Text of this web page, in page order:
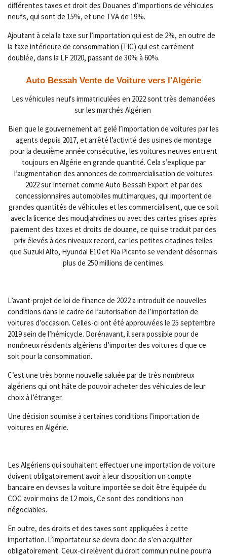
différentes taxes et droit des Douanes d’importions de véhicules
neufs, qui sont de 15%, et une TVA de 19%.
Ajoutant à cela la taxe sur l’importation qui est de 2%, en outre de
la taxe intérieure de consommation (TIC) qui est carrément
doublée, dans la LF 2020, passant de 30% à 60%.
Auto Bessah Vente de Voiture vers l'Algérie
Les véhicules neufs immatriculées en 2022 sont très demandées
sur les marchés Algérien
Bien que le gouvernement ait gelé l’importation de voitures par les
agents depuis 2017, et arrêté l’activité des usines de montage
pour la deuxième année consécutive, les voitures neuves entrent
toujours en Algérie en grande quantité. Cela s’explique par
l’augmentation des annonces de commercialisation de voitures
2022 sur Internet comme Auto Bessah Export et par des
concessionnaires automobiles multimarques, qui importent de
grandes quantités de véhicules et les commercialisent, que ce soit
avec la licence des moudjahidines ou avec des cartes grises après
paiement des taxes et droits de douane, ce qui se traduit par des
prix élevés à des niveaux record, car les petites citadines telles
que Suzuki Alto, Hyundai E10 et Kia Picanto se vendent désormais
plus de 250 millions de centimes.
L’avant-projet de loi de finance de 2022 a introduit de nouvelles
conditions dans le cadre de l’autorisation de l’importation de
voitures d’occasion. Celles-ci ont été approuvées le 25 septembre
2019 sein de l’hémicycle. Dorénavant, il sera possible pour de
nombreux résidents algériens d’importer des voitures d que ce
soit pour la consommation.
C’est une très bonne nouvelle saluée par de très nombreux
algériens qui ont hâte de pouvoir acheter des véhicules de leur
choix à l’étranger.
Une décision soumise à certaines conditions l’importation de
voitures en Algérie.
Les Algériens qui souhaitent effectuer une importation de voiture
doivent obligatoirement avoir à leur disposition un compte
bancaire en devises la voiture importée se doit être équipée du
COC avoir moins de 12 mois, Ce sont des conditions non
négociables.
En outre, des droits et des taxes sont appliquées à cette
importation. L’importateur se devra donc de s’en acquitter
obligatoirement. Ceux-ci relèvent du droit commun nul ne pourra